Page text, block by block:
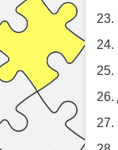
23.
24.
25.
26.
27.